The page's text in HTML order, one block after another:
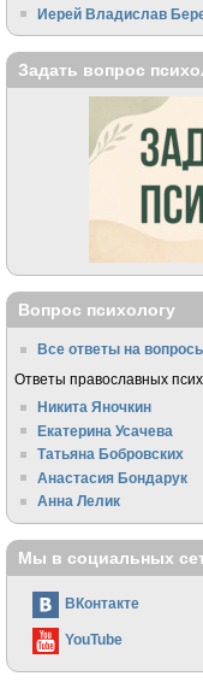
Иерей Владислав
Задать вопрос
Вопрос психологу
Все ответы на
Ответы православных
Никита Яночкин
Екатерина Усачева
Татьяна Бобровских
Анастасия Бондарук
Анна Лелик
Мы в социальных
ВКонтакте
YouTube